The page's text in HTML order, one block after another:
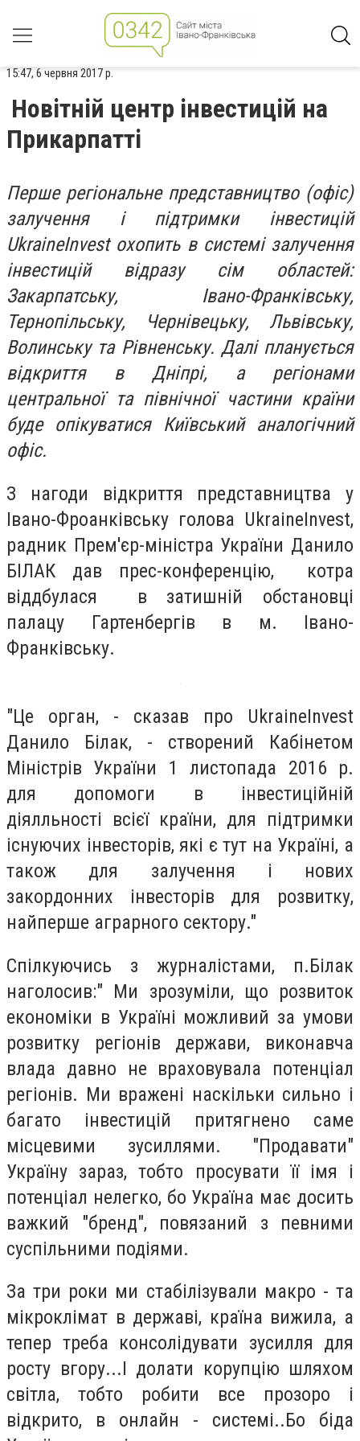
15:47, 6 червня 2017 р.
Новітній центр інвестицій на
Прикарпатті
Перше регіональне представництво (офіс)
залучення і підтримки інвестицій
UkraineInvest охопить в системі залучення
інвестицій відразу сім областей:
Закарпатську, Івано-Франківську,
Тернопільську, Чернівецьку, Львівську,
Волинську та Рівненську. Далі планується
відкриття в Дніпрі, а регіонами
центральної та північної частини країни
буде опікуватися Київський аналогічний
офіс.
З нагоди відкриття представництва у
Івано-Фроанківську голова UkraineInvest,
радник Прем'єр-міністра України Данило
БІЛАК дав прес-конференцію, котра
віддбулася в затишній обстановці
палацу Гартенбергів в м. Івано-
Франківську.
"Це орган, - сказав про UkraineInvest
Данило Білак, - створений Кабінетом
Міністрів України 1 листопада 2016 р.
для допомоги в інвестиційній
діялльності всієї країни, для підтримки
існуючих інвесторів, які є тут на Україні, а
також для залучення і нових
закордонних інвесторів для розвитку,
найперше аграрного сектору."
Спілкуючись з журналістами, п.Білак
наголосив:" Ми зрозуміли, що розвиток
економіки в Україні можливий за умови
розвитку регіонів держави, виконавча
влада давно не враховувала потенціал
регіонів. Ми вражені наскільки сильно і
багато інвестицій притягнено саме
місцевими зусиллями. "Продавати"
Україну зараз, тобто просувати її імя і
потенціал нелегко, бо Україна має досить
важкий "бренд", повязаний з певними
суспільними подіями.
За три роки ми стабілізували макро - та
мікроклімат в державі, країна вижила, а
тепер треба консолідувати зусилля для
росту вгору...І долати корупцію шляхом
світла, тобто робити все прозоро і
відкрито, в онлайн - системі..Бо біда